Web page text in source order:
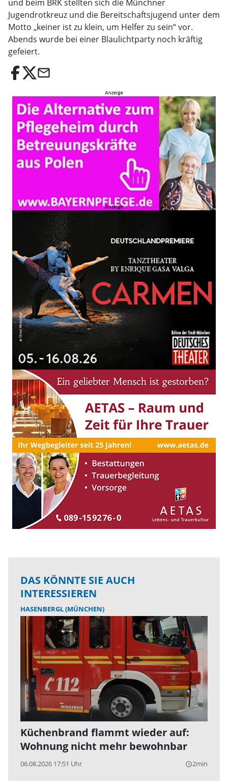
und beim BRK stellten sich die Münchner
Jugendrotkreuz und die Bereitschaftsjugend unter dem
Motto „keiner ist zu klein, um Helfer zu sein“ vor.
Abends wurde bei einer Blaulichtparty noch kräftig
gefeiert.
email
DAS KÖNNTE SIE AUCH
INTERESSIEREN
HASENBERGL (MÜNCHEN)
Küchenbrand flammt wieder auf:
Wohnung nicht mehr bewohnbar
06.08.2026 17:51 Uhr query_builder2min